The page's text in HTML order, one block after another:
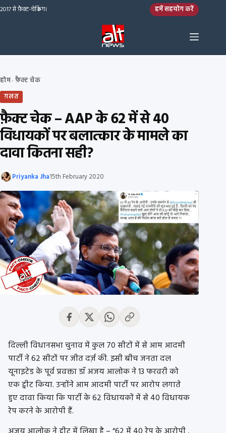
Skip to content
2017 से फ़ैक्ट-चेकिंग। हमें सहयोग करें
होम› फ़ैक्ट चेक
ग़लत
फ़ैक्ट चेक – AAP के 62 में से 40
विधायकों पर बलात्कार के मामले का
दावा कितना सही?
Priyanka Jha15th February 2020
दिल्ली विधानसभा चुनाव में कुल 70 सीटों में से आम आदमी
पार्टी ने 62 सीटों पर जीत दर्ज़ की. इसी बीच जनता दल
यूनाइटेड के पूर्व प्रवक्ता डॉ अजय आलोक ने 13 फरवरी को
एक ट्वीट किया. उन्होंने आम आदमी पार्टी पर आरोप लगाते
हुए दावा किया कि पार्टी के 62 विधायकों में से 40 विधायक
रेप करने के आरोपी हैं.